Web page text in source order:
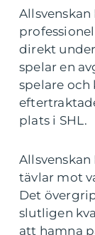
direkt under
spelar en
spelare
plats i SHL.
Allsvenskan
tävlar mot
Det
slutligen
att hamna